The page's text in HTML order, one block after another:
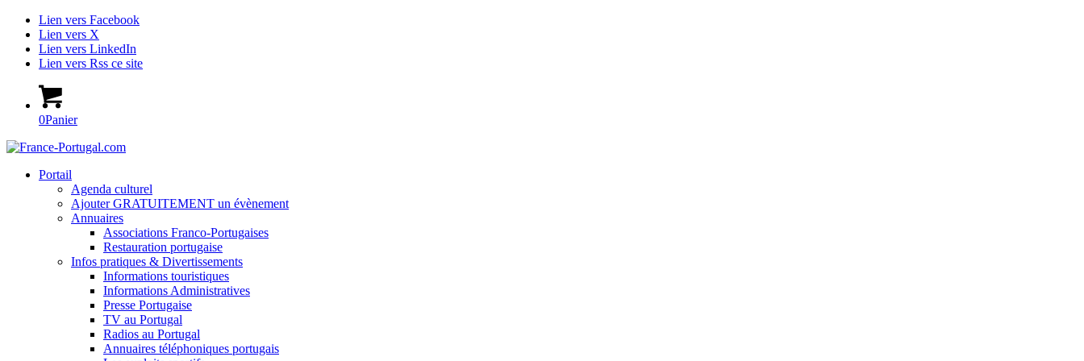
Lien vers Facebook
Lien vers X
Lien vers LinkedIn
Lien vers Rss ce site
0Panier
Portail
Agenda culturel
Ajouter GRATUITEMENT un évènement
Annuaires
Associations Franco-Portugaises
Restauration portugaise
Infos pratiques & Divertissements
Informations touristiques
Informations Administratives
Presse Portugaise
TV au Portugal
Radios au Portugal
Annuaires téléphoniques portugais